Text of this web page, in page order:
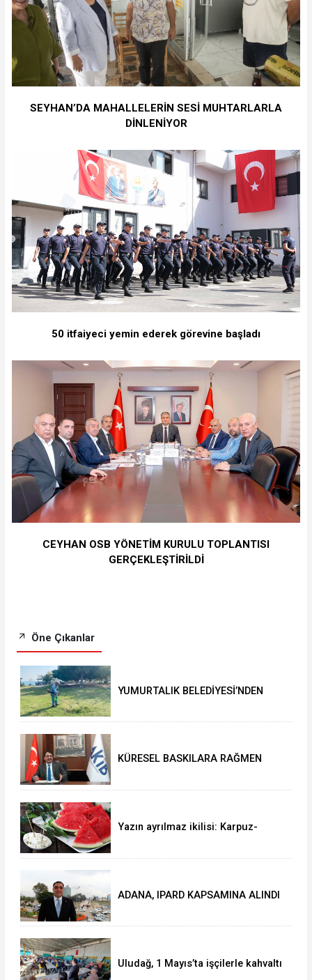
SEYHAN’DA MAHALLELERİN SESİ MUHTARLARLA
DİNLENİYOR
50 itfaiyeci yemin ederek görevine başladı
CEYHAN OSB YÖNETİM KURULU TOPLANTISI
GERÇEKLEŞTİRİLDİ
Öne Çıkanlar
YUMURTALIK BELEDİYESİ’NDEN
KÜRESEL BASKILARA RAĞMEN
Yazın ayrılmaz ikilisi: Karpuz-
ADANA, IPARD KAPSAMINA ALINDI
Uludağ, 1 Mayıs’ta işçilerle kahvaltı